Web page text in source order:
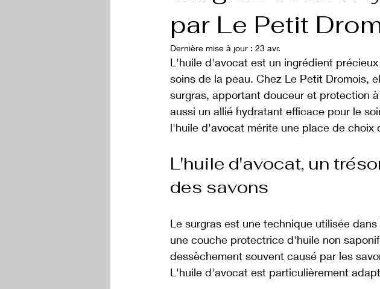
par Le Petit
Dernière mise à jour : 23 avr.
L'huile d'avocat est un ingrédient
soins de la peau. Chez Le Petit Dromois,
surgras, apportant douceur et protection
aussi un allié hydratant efficace pour le
l'huile d'avocat mérite une place de choix
L'huile d'avocat, un
des savons
Le surgras est une technique utilisée
une couche protectrice d'huile non
dessèchement souvent causé par les
L'huile d'avocat est particulièrement